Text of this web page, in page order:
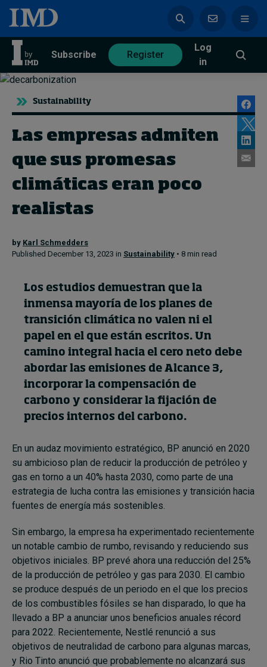
Subscribe Register
Log
in
Magazine Subscribe Register
Trending
Geopolitics
Sustainability
Topics
Podcasts
Popular series
2026 IMD research - White papers
Live events
About
Submissions
Contact
Sustainability
Las empresas admiten
que sus promesas
climáticas eran poco
realistas
by Karl Schmedders
Published December 13, 2023 in Sustainability • 8 min read
Los estudios demuestran que la
inmensa mayoría de los planes de
transición climática no valen ni el
papel en el que están escritos. Un
camino integral hacia el cero neto debe
abordar las emisiones de Alcance 3,
incorporar la compensación de
carbono y considerar la fijación de
precios internos del carbono.
En un audaz movimiento estratégico, BP anunció en 2020
su ambicioso plan de reducir la producción de petróleo y
gas en torno a un 40% hasta 2030, como parte de una
estrategia de lucha contra las emisiones y transición hacia
fuentes de energía más sostenibles.
Sin embargo, la empresa ha experimentado recientemente
un notable cambio de rumbo, revisando y reduciendo sus
objetivos iniciales. BP prevé ahora una reducción del 25%
de la producción de petróleo y gas para 2030. El cambio
se produce después de un periodo en el que los precios
de los combustibles fósiles se han disparado, lo que ha
llevado a BP a anunciar unos beneficios anuales récord
para 2022. Recientemente, Nestlé renunció a sus
objetivos de neutralidad de carbono para algunas marcas,
y Rio Tinto anunció que probablemente no alcanzará sus